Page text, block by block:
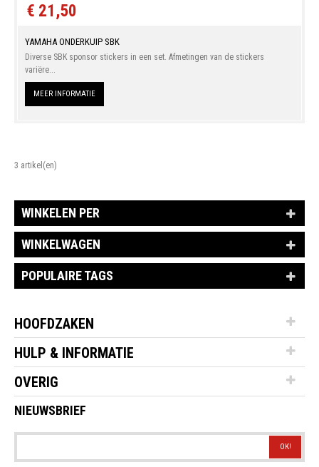
€ 21,50
YAMAHA ONDERKUIP SBK
Diverse SBK sponsor stickers in een set. Afmetingen van de stickers
variëre...
MEER INFORMATIE
3 artikel(en)
WINKELEN PER
WINKELWAGEN
POPULAIRE TAGS
HOOFDZAKEN
HULP & INFORMATIE
OVERIG
NIEUWSBRIEF
OK!